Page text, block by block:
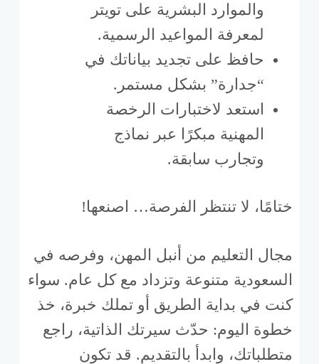
والموارد البشرية على تويتر
لمعرفة المواعيد الرسمية.
حافظ على تجديد بياناتك في
“جدارة” بشكل مستمر.
استعد لاختبارات الرخصة
المهنية مبكرًا عبر نماذج
وتجارب سابقة.
ختامًا، لا تنتظر الفرصة… اصنعها!
مجال التعليم من أنبل المهن، وفرصه في
السعودية متنوعة وتزداد مع كل عام. سواء
كنت في بداية الطريق أو تملك خبرة، خذ
خطوة اليوم: حدّث سيرتك الذاتية، راجع
متطلباتك، وابدأ بالتقديم. قد تكون